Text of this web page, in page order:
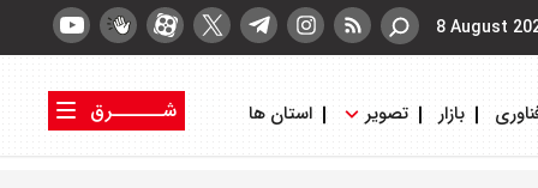
8 August
بازار تصویر استان ها
شــــــرق